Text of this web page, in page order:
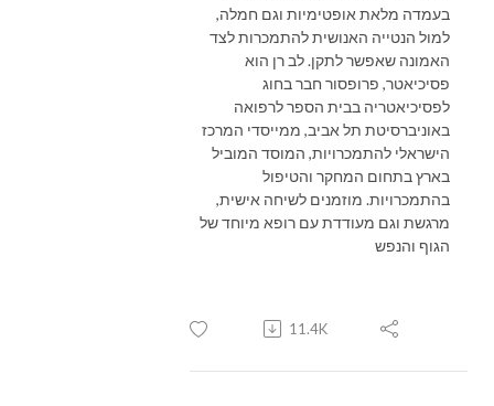
בעמדה מלאת אופטימיות וגם חמלה,
למול הנטייה האנושית להתמכרות לצד
האמונה שאפשר לתקן. לב רן הוא
פסיכיאטר, פרופסור חבר בחוג
לפסיכיאטריה בבית הספר לרפואה
באוניברסיטת תל אביב, ממייסדי המרכז
הישראלי להתמכרויות, המוסד המוביל
בארץ בתחום המחקר והטיפול
בהתמכרויות. מוזמנים לשיחה אישית,
מרגשת וגם מעודדת עם רופא מיוחד של
הגוף והנפש
11.4K